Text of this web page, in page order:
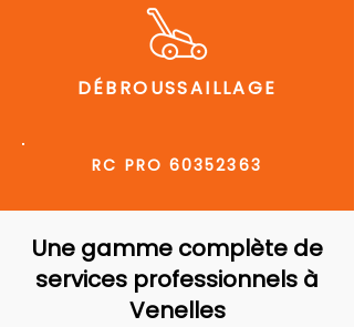
DÉBROUSSAILLAGE
RC PRO 60352363
Une gamme complète de
services professionnels à
Venelles